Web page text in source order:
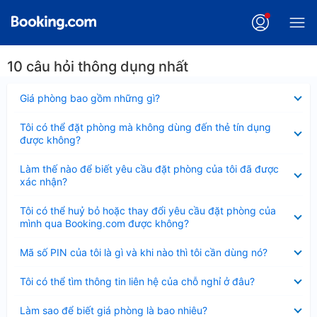
10 câu hỏi thông dụng nhất
Giá phòng bao gồm những gì?
thu
Tôi có thể đặt phòng mà không dùng đến thẻ tín dụng
được không?
thu
gọn
Làm thế nào để biết yêu cầu đặt phòng của tôi đã được
xác nhận?
thu
gọn
Tôi có thể huỷ bỏ hoặc thay đổi yêu cầu đặt phòng của
mình qua Booking.com được không?
thu
gọn
Mã số PIN của tôi là gì và khi nào thì tôi cần dùng nó?
thu
Tôi có thể tìm thông tin liên hệ của chỗ nghỉ ở đâu?
thu
Làm sao để biết giá phòng là bao nhiêu?
thu